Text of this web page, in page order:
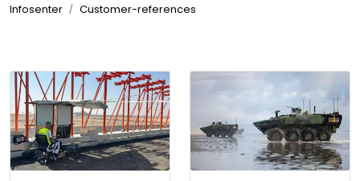
Infosenter Customer-references
Branscher
Produktsök